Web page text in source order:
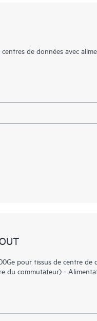
de données avec
pour tissus de centre de
du commutateur) -